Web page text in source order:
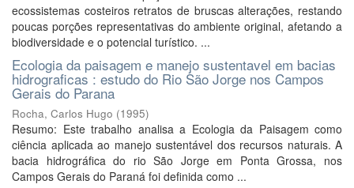
ecossistemas costeiros retratos de bruscas alterações, restando
poucas porções representativas do ambiente original, afetando a
biodiversidade e o potencial turístico. ...
Ecologia da paisagem e manejo sustentavel em bacias
hidrograficas : estudo do Rio São Jorge nos Campos
Gerais do Parana
Rocha, Carlos Hugo (1995)
Resumo: Este trabalho analisa a Ecologia da Paisagem como
ciência aplicada ao manejo sustentável dos recursos naturais. A
bacia hidrográfica do rio São Jorge em Ponta Grossa, nos
Campos Gerais do Paraná foi definida como ...